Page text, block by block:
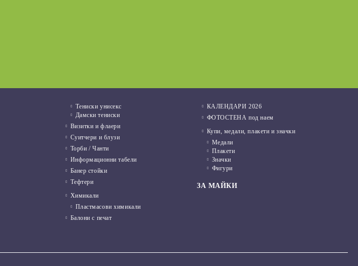
Тениски унисекс
Дамски тениски
Визитки и флаери
Суитчери и блузи
Торби / Чанти
Информационни табели
Банер стойки
Тефтери
Химикали
Пластмасови химикали
Балони с печат
КАЛЕНДАРИ 2026
ФОТОСТЕНА под наем
Купи, медали, плакети и значки
Медали
Плакети
Значки
Фигури
ЗА МАЙКИ